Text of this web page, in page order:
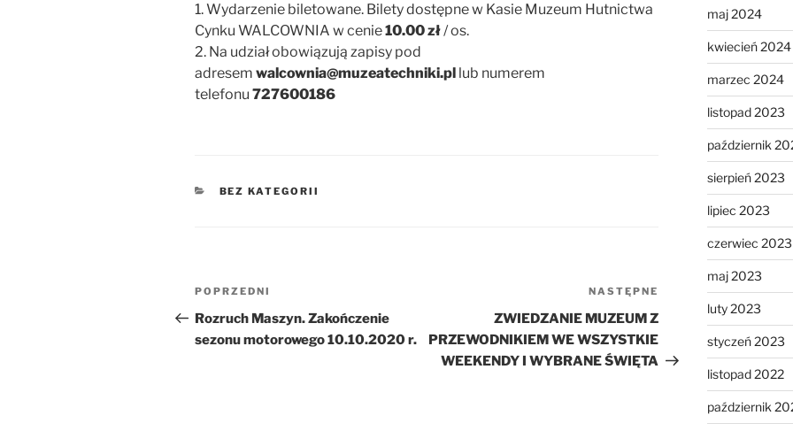
1. Wydarzenie biletowane. Bilety dostępne w Kasie Muzeum Hutnictwa
Cynku WALCOWNIA w cenie10.00 zł/ os.
2. Na udział obowiązują zapisy pod
adresem walcownia@muzeatechniki.pl lub numerem
telefonu 727600186
KATEGORIE
BEZ KATEGORII
Nawigacja
wpisu
Poprzedni
wpis
POPRZEDNI
Rozruch Maszyn. Zakończenie
sezonu motorowego 10.10.2020 r.
Następny
wpis
NASTĘPNE
ZWIEDZANIE MUZEUM Z
PRZEWODNIKIEM WE WSZYSTKIE
WEEKENDY I WYBRANE ŚWIĘTA
maj 2024
kwiecień 2024
marzec 2024
listopad 2023
październik
sierpień 2023
lipiec 2023
czerwiec 2023
maj 2023
luty 2023
styczeń 2023
listopad 2022
październik